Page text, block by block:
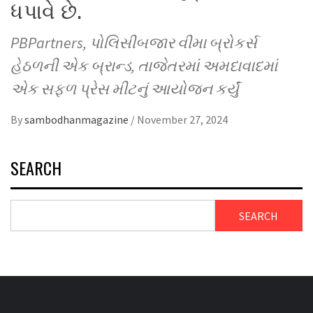
ધપાવે છે.
PBPartners, પોલિસીબજાર વીમા બ્રોકર્સ
હેઠળની એક બ્રાન્ડ, તાજેતરમાં અમદાવાદમાં
એક સફળ પ્રેસ મીટનું આયોજન કર્યું
Bysambodhanmagazine / November 27, 2024
SEARCH
SEARCH